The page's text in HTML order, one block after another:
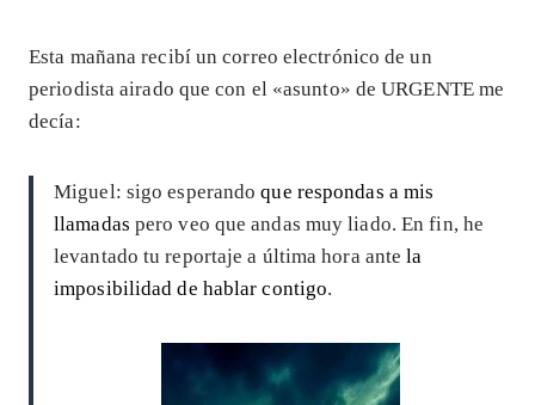
Esta mañana recibí un correo electrónico de un
periodista airado que con el «asunto» de URGENTE me
decía:
Miguel: sigo esperandoque respondas a mis
llamadas pero veo que andas muy liado. En fin, he
levantado tu reportaje a última hora antela
imposibilidad de hablar contigo.